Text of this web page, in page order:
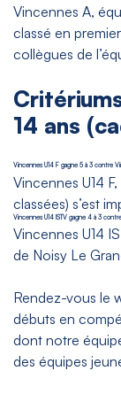
Vincennes A,
classé en
collègues de
14 ans
Vincennes U14 F gagne 5 à 3 contre
Vincennes U14
classées) s’est
Vincennes U14 ISTV gagne 4 à 3
Vincennes U14
de Noisy Le
Rendez-vous le
débuts en
dont notre
des équipes